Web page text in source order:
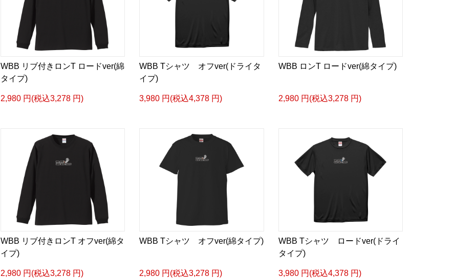
WBB リブ付きロンT ロードver(綿
タイプ)
2,980 円(税込3,278 円)
WBB Tシャツ オフver(ドライタ
イプ)
3,980 円(税込4,378 円)
WBB ロンT ロードver(綿タイプ)
2,980 円(税込3,278 円)
WBB リブ付きロンT オフver(綿タ
イプ)
2,980 円(税込3,278 円)
WBB Tシャツ オフver(綿タイプ)
2,980 円(税込3,278 円)
WBB Tシャツ ロードver(ドライ
タイプ)
3,980 円(税込4,378 円)